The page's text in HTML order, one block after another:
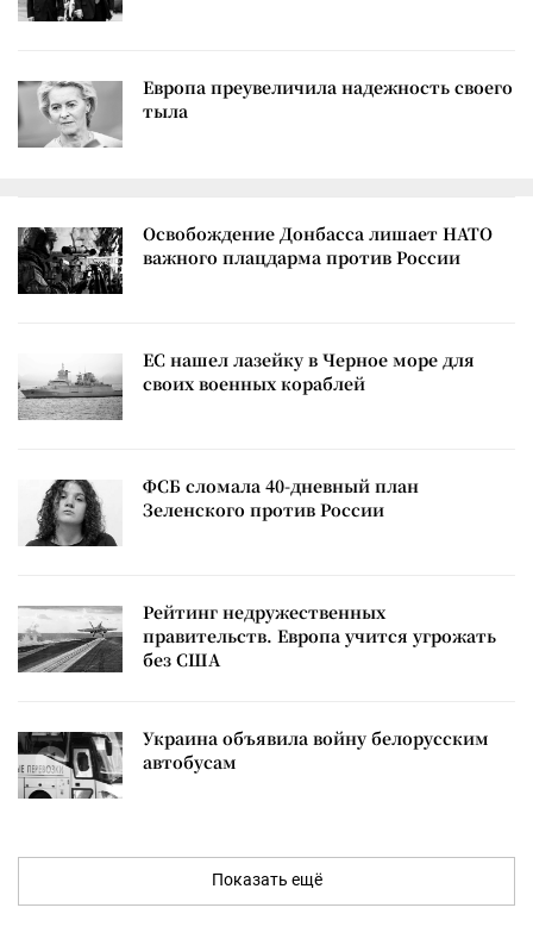
Европа преувеличила надежность своего
тыла
Освобождение Донбасса лишает НАТО
важного плацдарма против России
ЕС нашел лазейку в Черное море для
своих военных кораблей
ФСБ сломала 40-дневный план
Зеленского против России
Рейтинг недружественных
правительств. Европа учится угрожать
без США
Украина объявила войну белорусским
автобусам
Показать ещё